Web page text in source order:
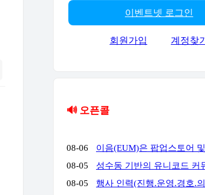
이벤트넷 로그인
회원가입 계정찾기
🔊 오픈콜
08-06
08-05
08-05